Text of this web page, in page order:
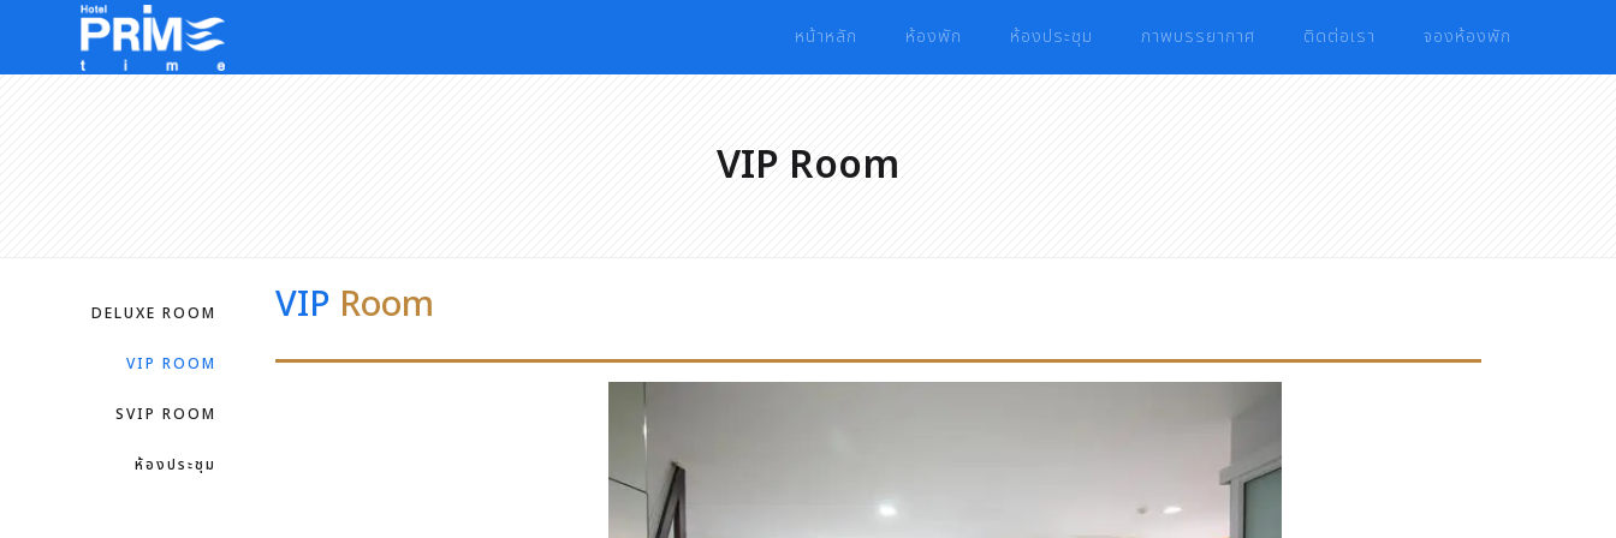
หน้าหลัก ห้องพัก ห้องประชุม ภาพบรรยากาศ ติดต่อเรา จองห้องพัก
VIP Room
DELUXE ROOM
VIP ROOM
SVIP ROOM
ห้องประชุม
VIP Room